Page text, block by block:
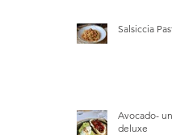
Salsiccia
Avocado-
deluxe